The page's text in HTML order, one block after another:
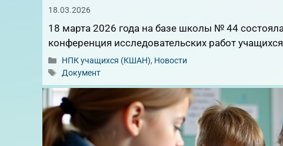
18.03.2026
18 марта 2026 года на базе школы № 44
конференция исследовательских работ
Рубрики
НПК учащихся (КШАН), Новости
Метки
Документ